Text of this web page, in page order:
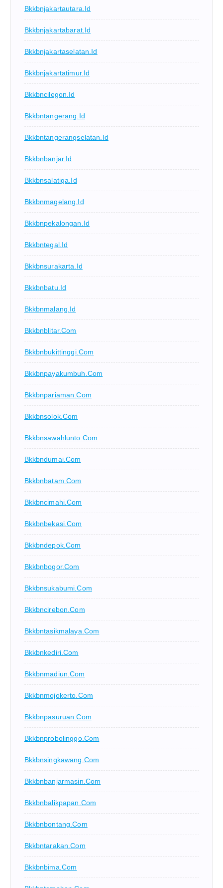
Bkkbnjakartautara.id
Bkkbnjakartabarat.id
Bkkbnjakartaselatan.id
Bkkbnjakartatimur.id
Bkkbncilegon.id
Bkkbntangerang.id
Bkkbntangerangselatan.id
Bkkbnbanjar.id
Bkkbnsalatiga.id
Bkkbnmagelang.id
Bkkbnpekalongan.id
Bkkbntegal.id
Bkkbnsurakarta.id
Bkkbnbatu.id
Bkkbnmalang.id
Bkkbnblitar.com
Bkkbnbukittinggi.com
Bkkbnpayakumbuh.com
Bkkbnpariaman.com
Bkkbnsolok.com
Bkkbnsawahlunto.com
Bkkbndumai.com
Bkkbnbatam.com
Bkkbncimahi.com
Bkkbnbekasi.com
Bkkbndepok.com
Bkkbnbogor.com
Bkkbnsukabumi.com
Bkkbncirebon.com
Bkkbntasikmalaya.com
Bkkbnkediri.com
Bkkbnmadiun.com
Bkkbnmojokerto.com
Bkkbnpasuruan.com
Bkkbnprobolinggo.com
Bkkbnsingkawang.com
Bkkbnbanjarmasin.com
Bkkbnbalikpapan.com
Bkkbnbontang.com
Bkkbntarakan.com
Bkkbnbima.com